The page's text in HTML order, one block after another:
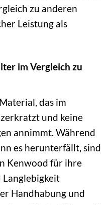
zu anderen
Leistung als
im Vergleich zu
das im
und keine
annimmt. Während
es herunterfällt, sind
Kenwood für ihre
Handhabung und